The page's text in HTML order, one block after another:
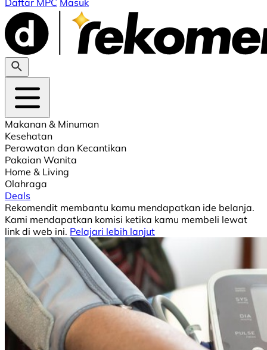
Daftar MPC Masuk
Makanan & Minuman
Kesehatan
Perawatan dan Kecantikan
Pakaian Wanita
Home & Living
Olahraga
Deals
Rekomendit membantu kamu mendapatkan ide belanja.
Kami mendapatkan komisi ketika kamu membeli lewat
link di web ini. Pelajari lebih lanjut